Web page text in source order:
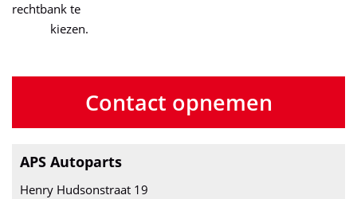
rechtbank te
kiezen.
Contact opnemen
APS Autoparts
Henry Hudsonstraat 19